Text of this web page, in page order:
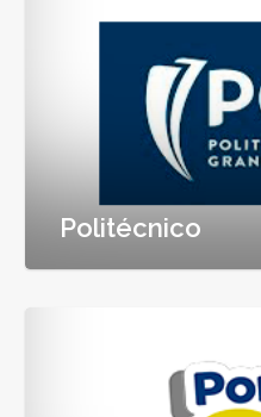
Politécnico